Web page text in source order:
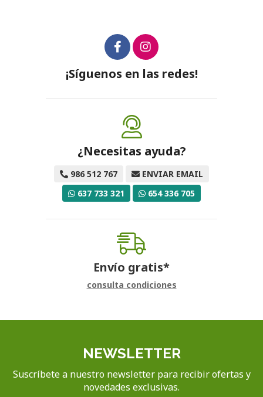
¡Síguenos en las redes!
¿Necesitas ayuda?
986 512 767
ENVIAR EMAIL
637 733 321
654 336 705
Envío gratis*
consulta condiciones
NEWSLETTER
Suscríbete a nuestro newsletter para recibir ofertas y
novedades exclusivas.